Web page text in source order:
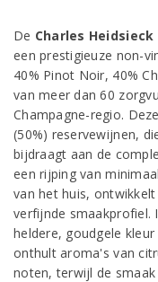
De Charles
een prestigieuze non-
40% Pinot Noir, 40%
van meer dan 60
Champagne-regio.
(50%) reservewijnen,
bijdraagt aan de
een rijping van
van het huis,
verfijnde smaakprofiel.
heldere, goudgele
onthult aroma's van
noten, terwijl de